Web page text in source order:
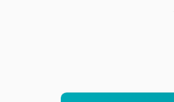
langlebig sind sie?